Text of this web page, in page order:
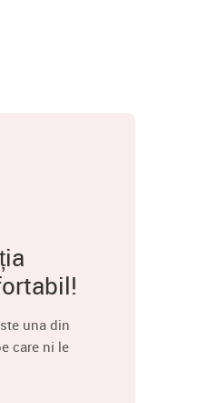
una din
care ni le